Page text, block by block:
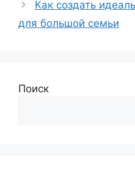
Как создать
для большой семьи
Поиск